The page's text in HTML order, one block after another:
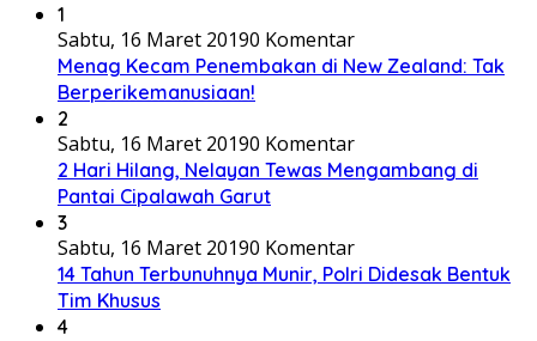
1
Sabtu, 16 Maret 20190 Komentar
Menag Kecam Penembakan di New Zealand: Tak
Berperikemanusiaan!
2
Sabtu, 16 Maret 20190 Komentar
2 Hari Hilang, Nelayan Tewas Mengambang di
Pantai Cipalawah Garut
3
Sabtu, 16 Maret 20190 Komentar
14 Tahun Terbunuhnya Munir, Polri Didesak Bentuk
Tim Khusus
4